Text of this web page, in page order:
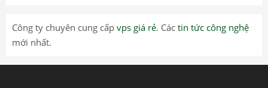
Công ty chuyên cung cấp vps giá rẻ. Các tin tức công nghệ
mới nhất.